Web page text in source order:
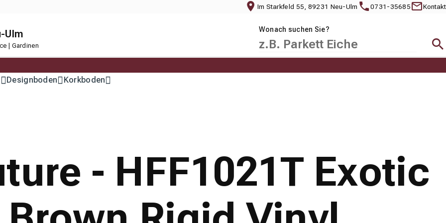
Im Starkfeld 55, 89231 Neu-Ulm 0731-35685 Kontakt
Ulm
| Gardinen
Wonach suchen Sie?
Designboden Korkboden
- HFF1021T Exotic